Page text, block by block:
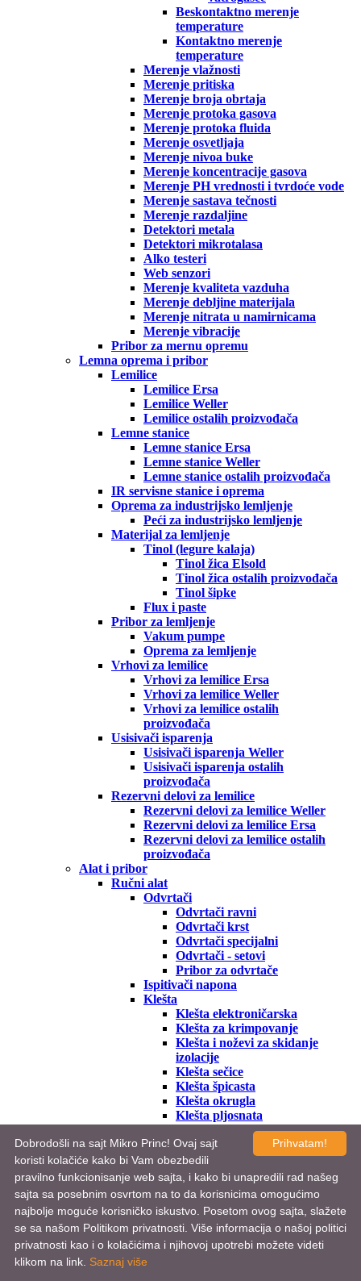
Beskontaktno merenje
temperature
Kontaktno merenje
temperature
Merenje vlažnosti
Merenje pritiska
Merenje broja obrtaja
Merenje protoka gasova
Merenje protoka fluida
Merenje osvetljaja
Merenje nivoa buke
Merenje koncentracije gasova
Merenje PH vrednosti i tvrdoće vode
Merenje sastava tečnosti
Merenje razdaljine
Detektori metala
Detektori mikrotalasa
Alko testeri
Web senzori
Merenje kvaliteta vazduha
Merenje debljine materijala
Merenje nitrata u namirnicama
Merenje vibracije
Pribor za mernu opremu
Lemna oprema i pribor
Lemilice
Lemilice Ersa
Lemilice Weller
Lemilice ostalih proizvođača
Lemne stanice
Lemne stanice Ersa
Lemne stanice Weller
Lemne stanice ostalih proizvođača
IR servisne stanice i oprema
Oprema za industrijsko lemljenje
Peći za industrijsko lemljenje
Materijal za lemljenje
Tinol (legure kalaja)
Tinol žica Elsold
Tinol žica ostalih proizvođača
Tinol šipke
Flux i paste
Pribor za lemljenje
Vakum pumpe
Oprema za lemljenje
Vrhovi za lemilice
Vrhovi za lemilice Ersa
Vrhovi za lemilice Weller
Vrhovi za lemilice ostalih
proizvođača
Usisivači isparenja
Usisivači isparenja Weller
Usisivači isparenja ostalih
proizvođača
Rezervni delovi za lemilice
Rezervni delovi za lemilice Weller
Rezervni delovi za lemilice Ersa
Rezervni delovi za lemilice ostalih
proizvođača
Alat i pribor
Ručni alat
Odvrtači
Odvrtači ravni
Odvrtači krst
Odvrtači specijalni
Odvrtači - setovi
Pribor za odvrtače
Ispitivači napona
Klešta
Klešta elektroničarska
Klešta za krimpovanje
Klešta i noževi za skidanje
izolacije
Klešta sečice
Klešta špicasta
Klešta okrugla
Klešta pljosnata
Klešta kombinovana
Klešta papagajke
Klešta za specijalne namene
Klešta - setovi
Pincete
Turpije
Skalpeli
Šila
Imbusi
Ključevi
Prihvatam!
Dobrodošli na sajt Mikro Princ! Ovaj sajt
koristi kolačiće kako bi Vam obezbedili
pravilno funkcionisanje web sajta, i kako bi unapredili rad našeg
sajta sa posebnim osvrtom na to da korisnicima omogućimo
najbolje moguće korisničko iskustvo. Posetom ovog sajta, slažete
se sa našom Politikom privatnosti. Više informacija o našoj politici
privatnosti kao i o kolačićima i njihovoj upotrebi možete videti
klikom na link. Saznaj više